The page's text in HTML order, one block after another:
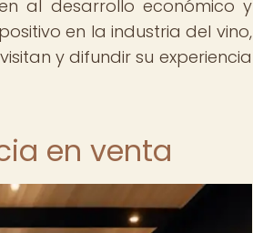
al desarrollo económico y
en la industria del vino,
y difundir su experiencia
en venta